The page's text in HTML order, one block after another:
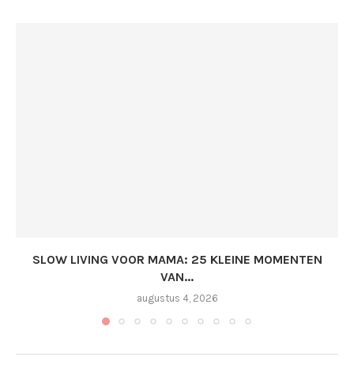
SLOW LIVING VOOR MAMA: 25 KLEINE MOMENTEN
VAN...
augustus 4, 2026